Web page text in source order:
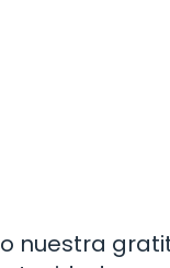
nuestra